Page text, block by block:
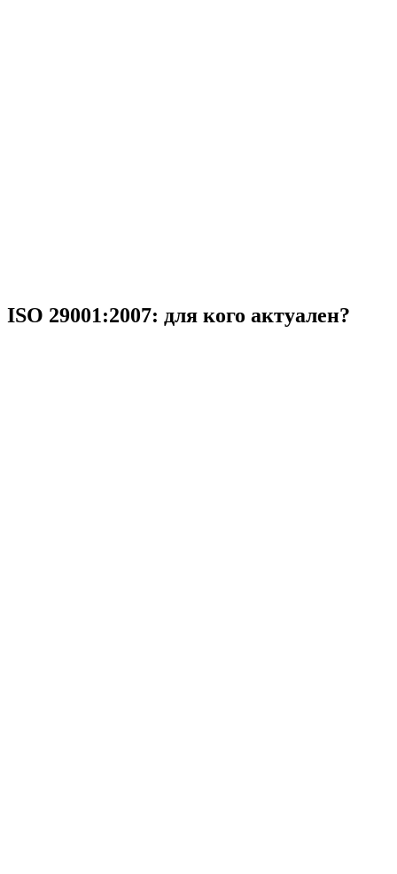
ISO 29001:2007: для кого актуален?